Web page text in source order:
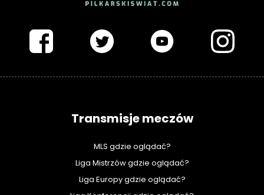
Transmisje meczów
MLS gdzie oglądać?
Liga Mistrzów gdzie oglądać?
Liga Europy gdzie oglądać?